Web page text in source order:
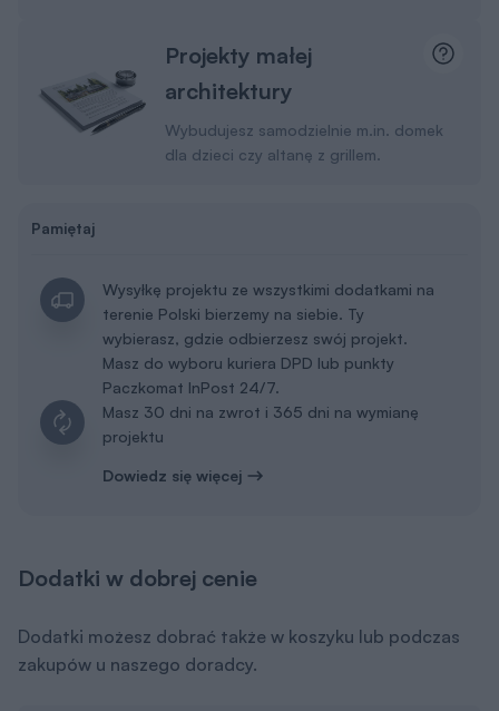
Projekty małej
architektury
Wybudujesz samodzielnie m.in. domek
dla dzieci czy altanę z grillem.
Pamiętaj
Wysyłkę projektu ze wszystkimi dodatkami na
terenie Polski bierzemy na siebie. Ty
wybierasz, gdzie odbierzesz swój projekt.
Masz do wyboru kuriera DPD lub punkty
Paczkomat InPost 24/7.
Masz 30 dni na zwrot i 365 dni na wymianę
projektu
Dowiedz się więcej
Dodatki w dobrej cenie
Dodatki możesz dobrać także w koszyku lub podczas
zakupów u naszego doradcy.